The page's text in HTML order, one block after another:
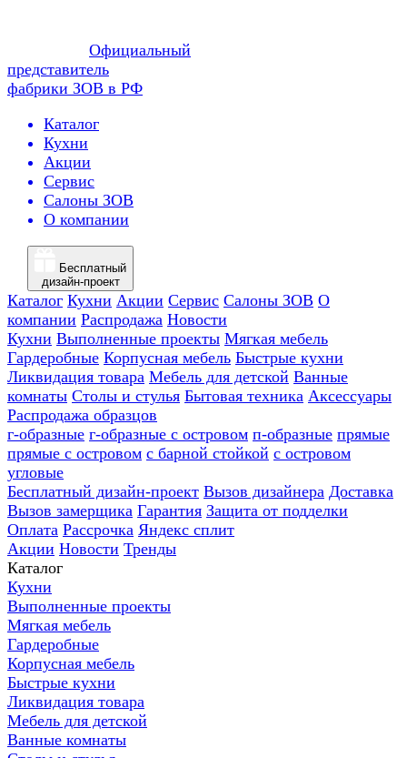
Официальный
представитель
фабрики ЗОВ в РФ
Каталог
Кухни
Акции
Сервис
Салоны ЗОВ
О компании
Бесплатный
дизайн-проект
Каталог Кухни Акции Сервис Салоны ЗОВ О
компании Распродажа Новости
Кухни Выполненные проекты Мягкая мебель
Гардеробные Корпусная мебель Быстрые кухни
Ликвидация товара Мебель для детской Ванные
комнаты Столы и стулья Бытовая техника Аксессуары
Распродажа образцов
г-образные г-образные с островом п-образные прямые
прямые с островом с барной стойкой с островом
угловые
Бесплатный дизайн-проект Вызов дизайнера Доставка
Вызов замерщика Гарантия Защита от подделки
Оплата Рассрочка Яндекс сплит
Акции Новости Тренды
Каталог
Кухни
Выполненные проекты
Мягкая мебель
Гардеробные
Корпусная мебель
Быстрые кухни
Ликвидация товара
Мебель для детской
Ванные комнаты